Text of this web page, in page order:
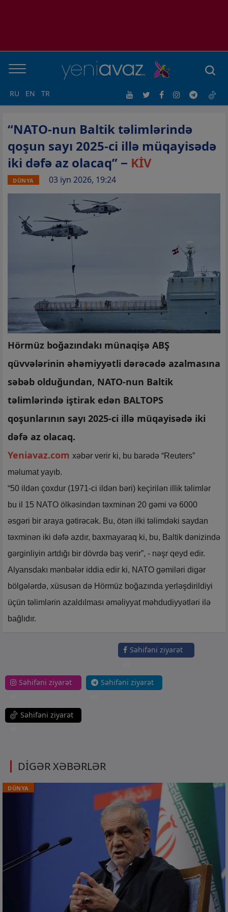
RU EN TR
“NATO-nun Baltik təlimlərində
qoşun sayı 2025-ci illə müqayisədə
iki dəfə az olacaq” − KİV
DÜNYA 03 iyn 2026, 19:24
Hörmüz boğazındakı münaqişə ABŞ
qüvvələrinin əhəmiyyətli dərəcədə azalmasına
səbəb olduğundan, NATO-nun Baltik
təlimlərində iştirak edən BALTOPS
qoşunlarının sayı 2025-ci illə müqayisədə iki
dəfə az olacaq.
Yeniavaz.com xəbər verir ki, bu barədə “Reuters”
məlumat yayıb.
“50 ildən çoxdur (1971-ci ildən bəri) keçirilən illik təlimlər
bu il 15 NATO ölkəsindən təxminən 20 gəmi və 6000
əsgəri bir araya gətirəcək. Bu, ötən ilki təlimdəki saydan
təxminən iki dəfə azdır, baxmayaraq ki, bu, Baltik dənizində
gərginliyin artdığı bir dövrdə baş verir”, - nəşr qeyd edir.
Alyansdakı mənbələr iddia edir ki, NATO gəmiləri digər
bölgələrdə, xüsusən də Hörmüz boğazında yerləşdirildiyi
üçün təlimlərin azaldılması əməliyyat məhdudiyyətləri ilə
bağlıdır.
Səhifəni ziyarət
Səhifəni ziyarət
Səhifəni ziyarət
Səhifəni ziyarət
DİGƏR XƏBƏRLƏR
DÜNYA